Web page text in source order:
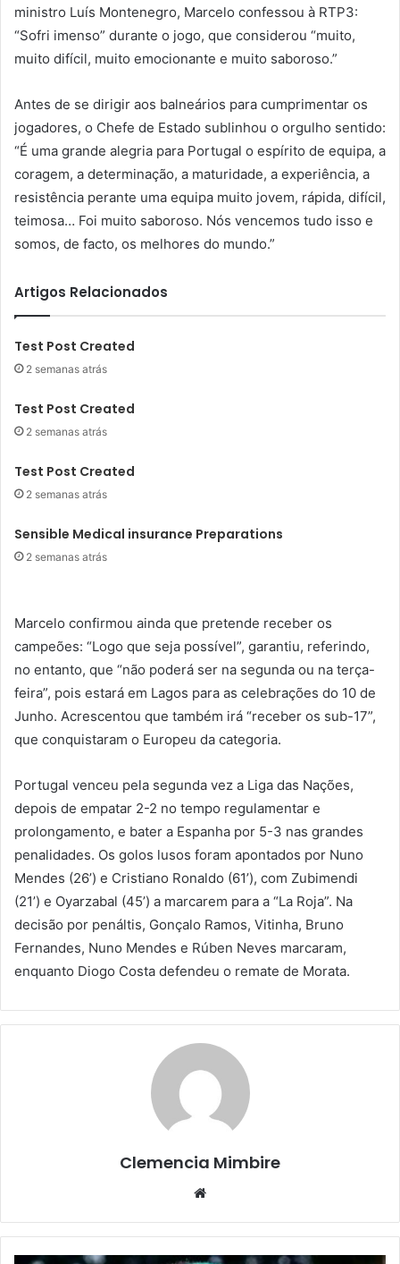
ministro Luís Montenegro, Marcelo confessou à RTP3:
“Sofri imenso” durante o jogo, que considerou “muito,
muito difícil, muito emocionante e muito saboroso.”
Antes de se dirigir aos balneários para cumprimentar os
jogadores, o Chefe de Estado sublinhou o orgulho sentido:
“É uma grande alegria para Portugal o espírito de equipa, a
coragem, a determinação, a maturidade, a experiência, a
resistência perante uma equipa muito jovem, rápida, difícil,
teimosa… Foi muito saboroso. Nós vencemos tudo isso e
somos, de facto, os melhores do mundo.”
Artigos Relacionados
Test Post Created
2 semanas atrás
Test Post Created
2 semanas atrás
Test Post Created
2 semanas atrás
Sensible Medical insurance Preparations
2 semanas atrás
Marcelo confirmou ainda que pretende receber os
campeões: “Logo que seja possível”, garantiu, referindo,
no entanto, que “não poderá ser na segunda ou na terça-
feira”, pois estará em Lagos para as celebrações do 10 de
Junho. Acrescentou que também irá “receber os sub-17”,
que conquistaram o Europeu da categoria.
Portugal venceu pela segunda vez a Liga das Nações,
depois de empatar 2-2 no tempo regulamentar e
prolongamento, e bater a Espanha por 5-3 nas grandes
penalidades. Os golos lusos foram apontados por Nuno
Mendes (26’) e Cristiano Ronaldo (61’), com Zubimendi
(21’) e Oyarzabal (45’) a marcarem para a “La Roja”. Na
decisão por penáltis, Gonçalo Ramos, Vitinha, Bruno
Fernandes, Nuno Mendes e Rúben Neves marcaram,
enquanto Diogo Costa defendeu o remate de Morata.
Clemencia Mimbire
Website